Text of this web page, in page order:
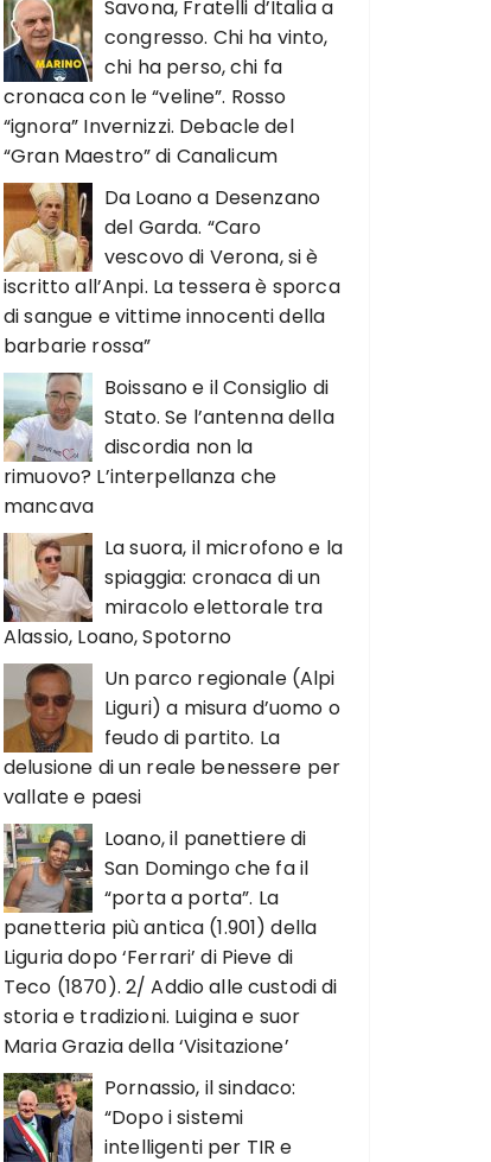
Savona, Fratelli d’Italia a
congresso. Chi ha vinto,
chi ha perso, chi fa
cronaca con le “veline”. Rosso
“ignora” Invernizzi. Debacle del
“Gran Maestro” di Canalicum
Da Loano a Desenzano
del Garda. “Caro
vescovo di Verona, si è
iscritto all’Anpi. La tessera è sporca
di sangue e vittime innocenti della
barbarie rossa”
Boissano e il Consiglio di
Stato. Se l’antenna della
discordia non la
rimuovo? L’interpellanza che
mancava
La suora, il microfono e la
spiaggia: cronaca di un
miracolo elettorale tra
Alassio, Loano, Spotorno
Un parco regionale (Alpi
Liguri) a misura d’uomo o
feudo di partito. La
delusione di un reale benessere per
vallate e paesi
Loano, il panettiere di
San Domingo che fa il
“porta a porta”. La
panetteria più antica (1.901) della
Liguria dopo ‘Ferrari’ di Pieve di
Teco (1870). 2/ Addio alle custodi di
storia e tradizioni. Luigina e suor
Maria Grazia della ‘Visitazione’
Pornassio, il sindaco:
“Dopo i sistemi
intelligenti per TIR e